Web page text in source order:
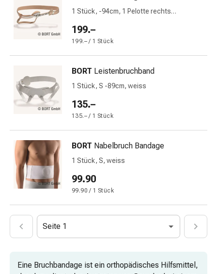
Immunsuppressiva
und
mittel
Mücken-
&
Zeckenschutz
Zeckenpinzette
Anti-
Wurmmittel
Rezeptpflichtige
Arzneimittel
Rezeptpflichtige
Arzneimittel
Vaginalbeschwerden
Scheideninfektion
Mineralstoffe
1 Stück, -94cm, 1 Pelotte rechts
199.–
199.– / 1 Stück
BORT Leistenbruchband
1 Stück, S -89cm, weiss
135.–
135.– / 1 Stück
BORT Nabelbruch Bandage
1 Stück, S, weiss
99.90
99.90 / 1 Stück
Seite 1
Eine Bruchbandage ist ein orthopädisches Hilfsmittel,